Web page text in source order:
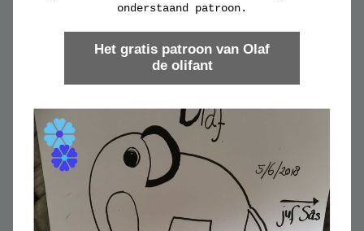
onderstaand patroon.
Het gratis patroon van Olaf
de olifant